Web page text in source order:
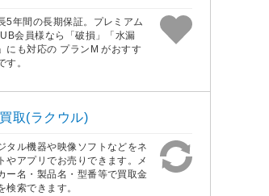
5年間の長期保証。プレミアム
会員様なら「破損」「水漏
にも対応の プランM がおすす
す。
買取(ラクウル)
タル機器や映像ソフトなどをネ
やアプリでお売りできます。メ
ー名・製品名・型番等で買取金
検索できます。